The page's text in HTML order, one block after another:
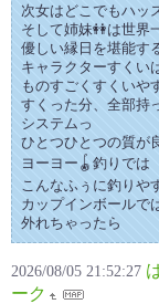
次女はどこでもハッ
そして姉妹👭は世界
優しい縁日を堪能す
キャラクターすくい
ものすごくすくいや
すくった分、全部持
システムっ
ひとつひとつの質が
ヨーヨー🪀釣りでは
こんなふぅに釣りや
カップインボールで
外れちゃったら
2026/08/05 21:52:27
ーク